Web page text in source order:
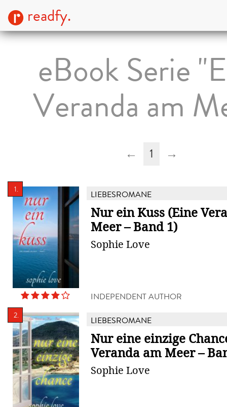
readfy.
eBook Serie
Veranda am
← 1 →
1. LIEBESROMANE
Nur ein Kuss (Eine
Meer – Band 1)
Sophie Love
INDEPENDENT AUTHOR
2. LIEBESROMANE
Nur eine einzige
Veranda am Meer –
Sophie Love